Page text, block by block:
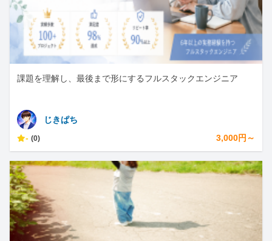
課題を理解し、最後まで形にするフルスタックエンジニア
じきぱち
- (0) 3,000円～